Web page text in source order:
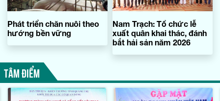
Phát triển chăn nuôi theo
hướng bền vững
Nam Trạch: Tổ chức lễ
xuất quân khai thác, đánh
bắt hải sản năm 2026
TÂM ĐIỂM